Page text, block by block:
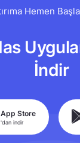
Hemen
İndir
App Store
'dan indir